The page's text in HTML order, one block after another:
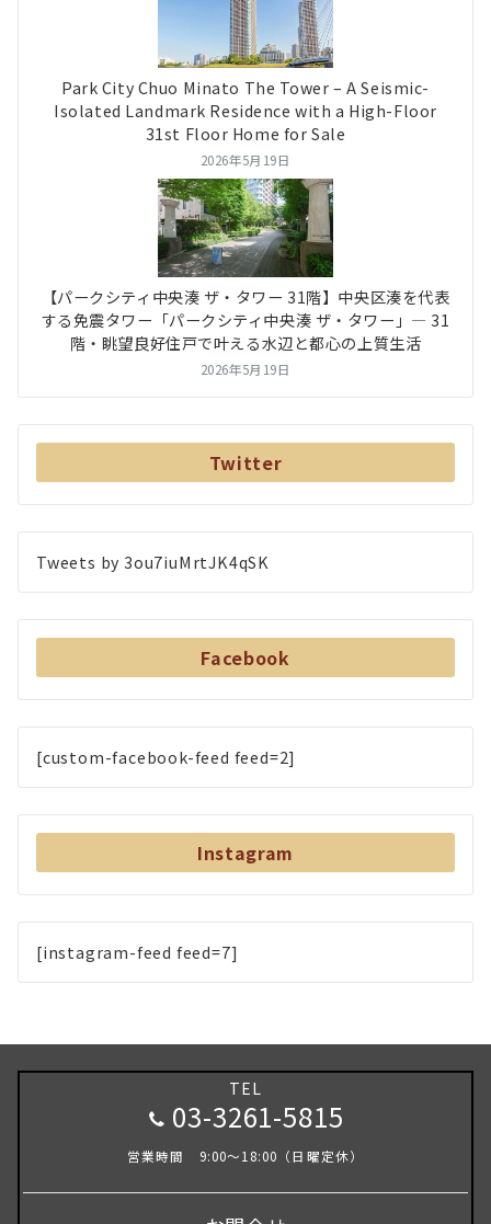
Park City Chuo Minato The Tower – A Seismic-
Isolated Landmark Residence with a High-Floor
31st Floor Home for Sale
2026年5月19日
【パークシティ中央湊 ザ・タワー 31階】中央区湊を代表
する免震タワー「パークシティ中央湊 ザ・タワー」― 31
階・眺望良好住戸で叶える水辺と都心の上質生活
2026年5月19日
Twitter
Tweets by 3ou7iuMrtJK4qSK
Facebook
[custom-facebook-feed feed=2]
Instagram
[instagram-feed feed=7]
TEL
03-3261-5815
営業時間 9:00～18:00（日曜定休）